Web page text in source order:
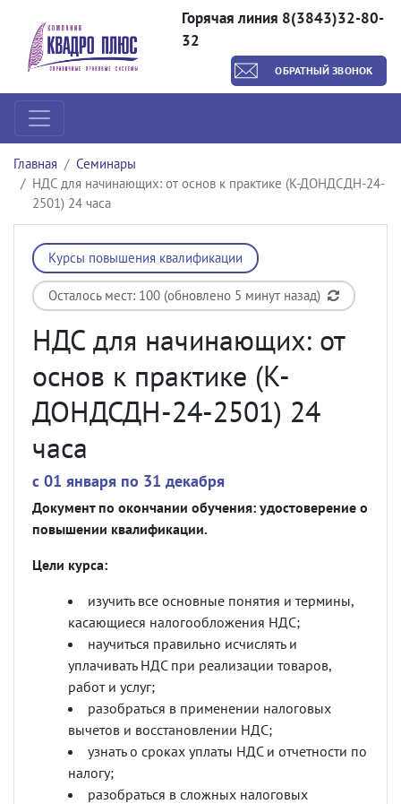
Горячая линия 8(3843)32-80-
32
ОБРАТНЫЙ ЗВОНОК
Главная
Семинары
НДС для начинающих: от основ к практике (К-ДОНДСДН-24-
2501) 24 часа
Курсы повышения квалификации
Осталось мест: 100 (обновлено 5 минут назад)
НДС для начинающих: от
основ к практике (К-
ДОНДСДН-24-2501) 24
часа
c 01 января по 31 декабря
Документ по окончании обучения: удостоверение о
повышении квалификации.
Цели курса:
изучить все основные понятия и термины,
касающиеся налогообложения НДС;
научиться правильно исчислять и
уплачивать НДС при реализации товаров,
работ и услуг;
разобраться в применении налоговых
вычетов и восстановлении НДС;
узнать о сроках уплаты НДС и отчетности по
налогу;
разобраться в сложных налоговых